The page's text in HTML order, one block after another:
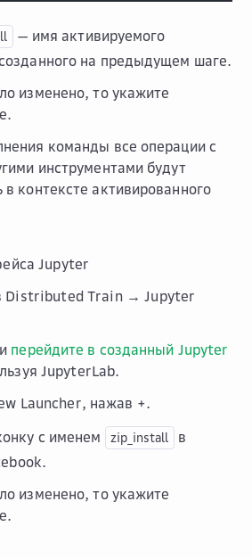
— имя активируемого
на предыдущем шаге.
изменено, то укажите
команды все операции с
инструментами будут
в контексте активированного
Jupyter
Distributed Train → Jupyter
перейдите в созданный Jupyter
JupyterLab.
Launcher, нажав +.
с именем
zip_install
в
.
изменено, то укажите